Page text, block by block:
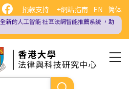
EN 简体
捐款支持 +網站指南
新的人工智能社區法網智能推薦系統 ，助